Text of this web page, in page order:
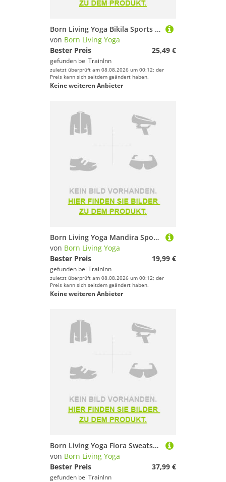
Born Living Yoga Bikila Sports Top Braun XL Frau
von Born Living Yoga
Bester Preis
25,49 €
gefunden bei TrainInn
zuletzt überprüft am 08.08.2026 um 00:12; der
Preis kann sich seitdem geändert haben.
Keine weiteren Anbieter
Born Living Yoga Mandira Sports Top Rosa S Frau
von Born Living Yoga
Bester Preis
19,99 €
gefunden bei TrainInn
zuletzt überprüft am 08.08.2026 um 00:12; der
Preis kann sich seitdem geändert haben.
Keine weiteren Anbieter
Born Living Yoga Flora Sweatshirt Schwarz M Frau
von Born Living Yoga
Bester Preis
37,99 €
gefunden bei TrainInn